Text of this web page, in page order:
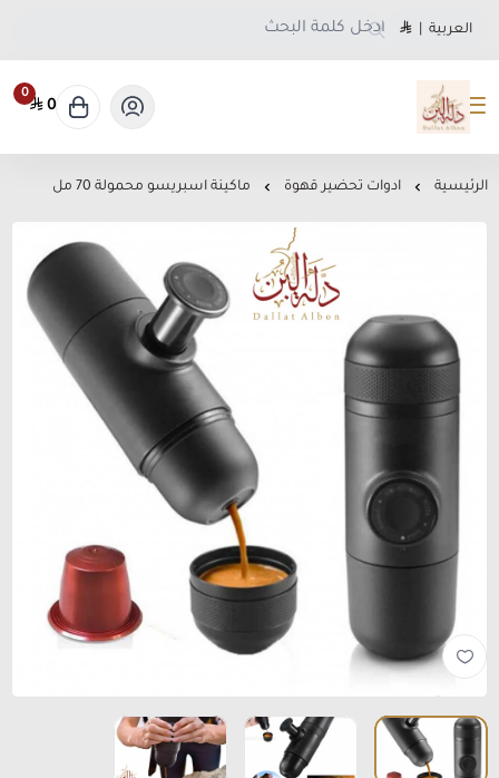
العربية
متجر دلة البن
0
0
الرئيسية ادوات تحضير قهوة ماكينة اسبريسو محمولة 70 مل